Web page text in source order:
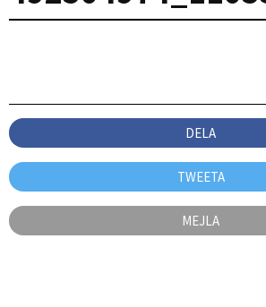
DELA
TWEETA
MEJLA